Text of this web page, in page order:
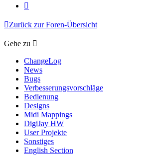
Zurück zur Foren-Übersicht
Gehe zu
ChangeLog
News
Bugs
Verbesserungsvorschläge
Bedienung
Designs
Midi Mappings
DigiJay HW
User Projekte
Sonstiges
English Section